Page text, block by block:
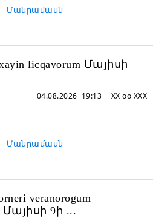
+ Մանրամասն
licqavorum Մայիսի
+ Մանրամասն
XX oo XXX
04.08.2026 19:13
veranorogum
Մայիսի 9ի ...